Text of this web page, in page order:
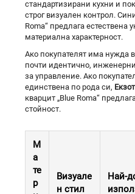
стандартизирани кухни и
строг визуален контрол.
Roma“ предлага естествена
материална характерност.
Ако покупателят има нужда
почти идентично,
за управление. Ако
единствена по рода си,
кварцит „Blue Roma“
стойност.
М
а
те
р
Визуале
н стил
Най-